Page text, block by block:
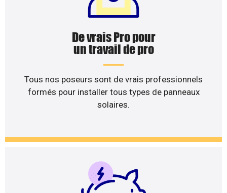
De vrais Pro pour
un travail de pro
Tous nos poseurs sont de vrais professionnels
formés pour installer tous types de panneaux
solaires.